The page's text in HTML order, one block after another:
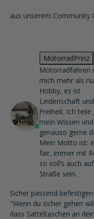
aus unserem Community
MotorradPrinz
Motorradfahren
mich mehr als
Hobby, es ist
Leidenschaft und
Freiheit. Ich teile
mein Wissen
genauso gerne
Mein Motto ist:
fair, immer mit
so soll’s auch
Straße sein.
Sicher passend befestigen
"Wenn du sicher gehen
dass Satteltaschen an